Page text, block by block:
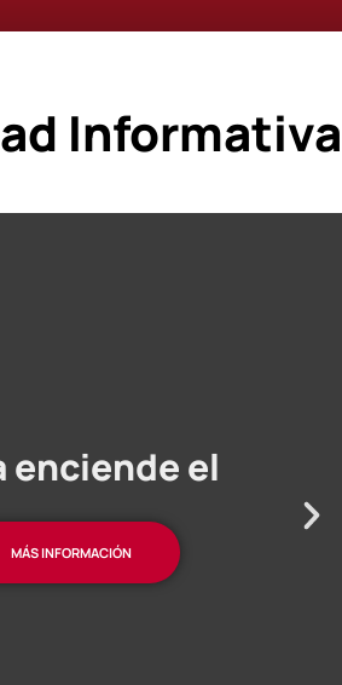
Informativa
enciende el
MÁS INFORMACIÓN